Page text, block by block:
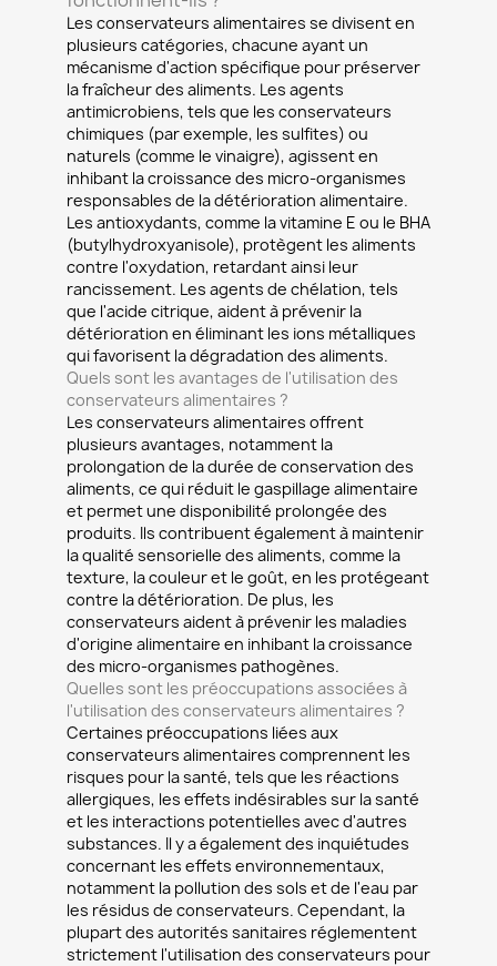
Les conservateurs alimentaires se divisent en
plusieurs catégories, chacune ayant un
mécanisme d'action spécifique pour préserver
la fraîcheur des aliments. Les agents
antimicrobiens, tels que les conservateurs
chimiques (par exemple, les sulfites) ou
naturels (comme le vinaigre), agissent en
inhibant la croissance des micro-organismes
responsables de la détérioration alimentaire.
Les antioxydants, comme la vitamine E ou le BHA
(butylhydroxyanisole), protègent les aliments
contre l'oxydation, retardant ainsi leur
rancissement. Les agents de chélation, tels
que l'acide citrique, aident à prévenir la
détérioration en éliminant les ions métalliques
qui favorisent la dégradation des aliments.
Quels sont les avantages de l'utilisation des
conservateurs alimentaires ?
Les conservateurs alimentaires offrent
plusieurs avantages, notamment la
prolongation de la durée de conservation des
aliments, ce qui réduit le gaspillage alimentaire
et permet une disponibilité prolongée des
produits. Ils contribuent également à maintenir
la qualité sensorielle des aliments, comme la
texture, la couleur et le goût, en les protégeant
contre la détérioration. De plus, les
conservateurs aident à prévenir les maladies
d'origine alimentaire en inhibant la croissance
des micro-organismes pathogènes.
Quelles sont les préoccupations associées à
l'utilisation des conservateurs alimentaires ?
Certaines préoccupations liées aux
conservateurs alimentaires comprennent les
risques pour la santé, tels que les réactions
allergiques, les effets indésirables sur la santé
et les interactions potentielles avec d'autres
substances. Il y a également des inquiétudes
concernant les effets environnementaux,
notamment la pollution des sols et de l'eau par
les résidus de conservateurs. Cependant, la
plupart des autorités sanitaires réglementent
strictement l'utilisation des conservateurs pour